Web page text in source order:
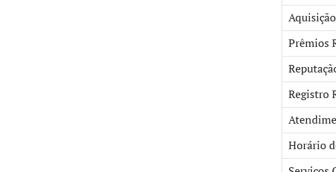
Aquisição
Prêmios
Registro
Horário